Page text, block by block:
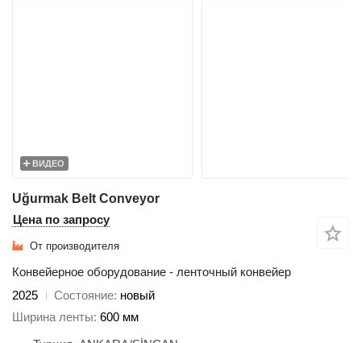
ВИДЕО
Uğurmak Belt Conveyor
Цена по запросу
От производителя
Конвейерное оборудование - ленточный конвейер
2025
Состояние новый
Ширина ленты 600 мм